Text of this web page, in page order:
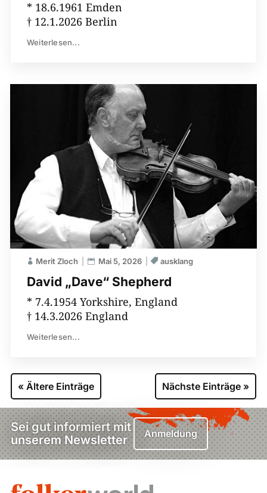
* 18.6.1961 Emden
† 12.1.2026 Berlin
Weiterlesen...
David „Dave“ Shepherd
Merit Zloch Mai 5, 2026 ausklang
* 7.4.1954 Yorkshire, England
† 14.3.2026 England
Weiterlesen...
« Ältere Einträge Nächste Einträge »
Sei gut informiert mit
unserem Newsletter
Anmeldung